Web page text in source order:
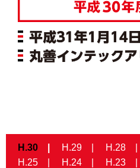
H.30 H.29 H.28
H.25
H.24 H.23